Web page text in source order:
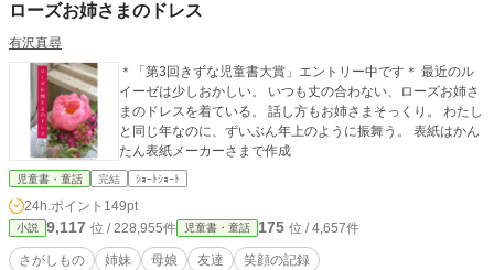
ローズお姉さまのドレス
有沢真尋
＊「第3回きずな児童書大賞」エントリー中です＊ 最近のル
イーゼは少しおかしい。 いつも丈の合わない、ローズお姉さ
まのドレスを着ている。 話し方もお姉さまそっくり。 わたし
と同じ年なのに、ずいぶん年上のように振舞う。 表紙はかん
たん表紙メーカーさまで作成
児童書・童話 完結 ｼｮｰﾄｼｮｰﾄ
24h.ポイント 149pt
小説 9,117 位 / 228,955件 児童書・童話 175 位 / 4,657件
さがしもの 姉妹 母娘 友達 笑顔の記録